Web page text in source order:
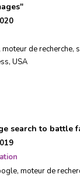
"
moteur de recherche,
, USA
search to battle
, moteur de